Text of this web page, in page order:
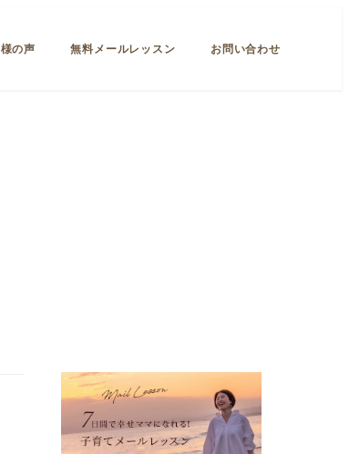
の声 無料メールレッスン お問い合わせ